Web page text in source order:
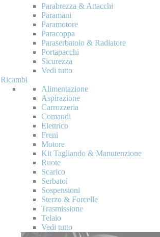
Parabrezza & Attacchi
Paramani
Paramotore
Paracoppa
Paraserbatoio & Radiatore
Portapacchi
Sicurezza
Vedi tutto
Ricambi
Alimentazione
Aspirazione
Carrozzeria
Comandi
Elettrico
Freni
Motore
Kit Tagliando & Manutenzione
Ruote
Scarico
Serbatoi
Sospensioni
Sterzo & Forcelle
Trasmissione
Telaio
Vedi tutto